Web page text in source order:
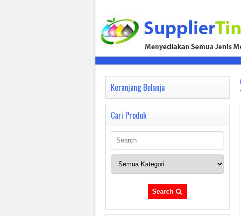
Keranjang Belanja
Cari Produk
Search